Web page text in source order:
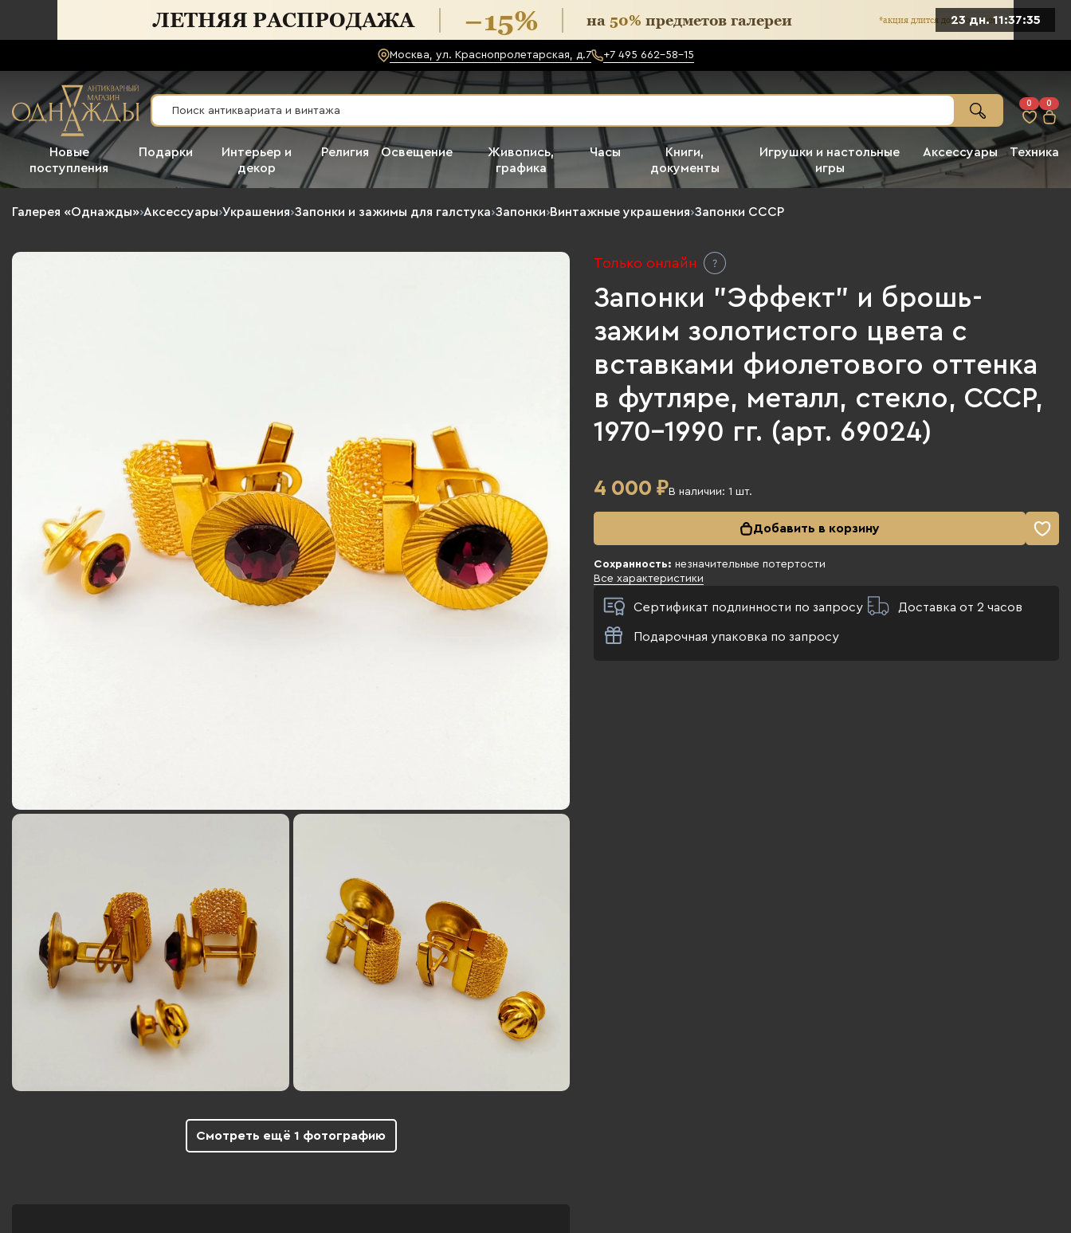
23 дн. 11:37:33
Москва, ул. Краснопролетарская, д.7 +7 495 662-58-15
0 0
Новые
поступления
Подарки
Интерьер и
декор
Религия Освещение
Живопись,
графика
Часы
Книги,
документы
Игрушки и настольные
игры
Аксессуары Техника
Галерея «Однажды»›Аксессуары›Украшения›Запонки и зажимы для галстука›Запонки›Винтажные украшения›Запонки СССР
Смотреть ещё 1 фотографию
Только онлайн
Запонки "Эффект" и брошь-
зажим золотистого цвета с
вставками фиолетового оттенка
в футляре, металл, стекло, СССР,
1970-1990 гг. (арт. 69024)
4 000 ₽В наличии: 1 шт.
Добавить в корзину
Сохранность: незначительные потертости
Все характеристики
Сертификат подлинности по запросу Доставка от 2 часов
Подарочная упаковка по запросу